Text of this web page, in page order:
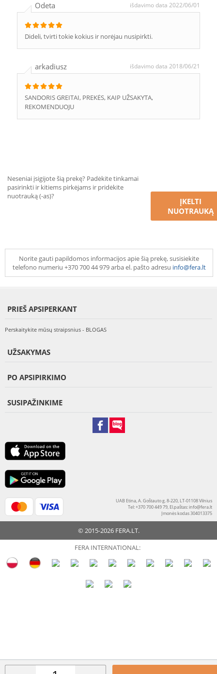
Odeta išdavimo data 2022/06/01
Dideli, tvirti tokie kokius ir norėjau nusipirkti.
arkadiusz išdavimo data 2018/06/21
SANDORIS GREITAI, PREKĖS, KAIP UŽSAKYTA,
REKOMENDUOJU
Neseniai įsigijote šią prekę? Padėkite tinkamai
pasirinkti ir kitiems pirkėjams ir pridėkite
nuotrauką (-as)?
ĮKELTI
NUOTRAUKĄ
Norite gauti papildomos informacijos apie šią prekę, susisiekite
telefono numeriu +370 700 44 979 arba el. pašto adresu info@fera.lt
PRIEŠ APSIPERKANT
Perskaitykite mūsų straipsnius - BLOGAS
UŽSAKYMAS
PO APSIPIRKIMO
SUSIPAŽINKIME
UAB Etina, A. Goštauto g. 8-220, LT-01108 Vilnius
Tel: +370 700 449 79, El.paštas:info@fera.lt
Įmonės kodas 304013375
© 2015-2026 FERA.LT.
FERA INTERNATIONAL: